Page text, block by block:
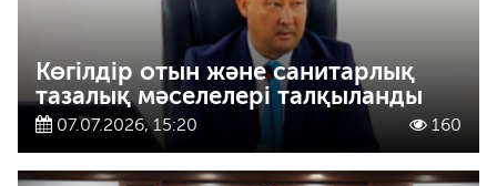
Көгілдір отын және санитарлық
тазалық мәселелері талқыланды
07.07.2026, 15:20 160